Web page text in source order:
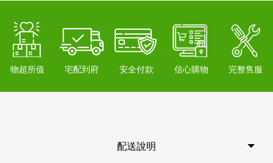
物超所值 宅配到府 安全付款 信心購物 完整售服
配送說明